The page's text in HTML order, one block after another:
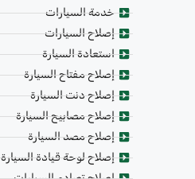
خدمة السيارات
إصلاح السيارات
استعادة السيارة
إصلاح مفتاح السيارة
إصلاح دنت السيارة
إصلاح مصابيح السيارة
إصلاح مصد السيارة
إصلاح لوحة قيادة السيارة